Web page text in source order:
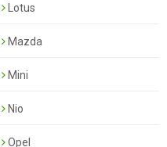
Lotus
Mazda
Mini
Nio
Opel